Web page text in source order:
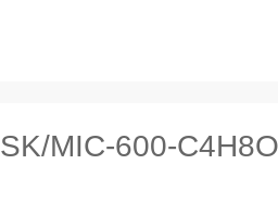
SK/MIC-600-C4H8O2-Y東日瀛能